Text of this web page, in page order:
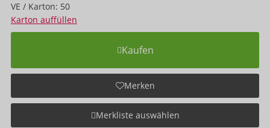
VE / Karton: 50
Karton auffüllen
Kaufen
Merken
Merkliste auswählen